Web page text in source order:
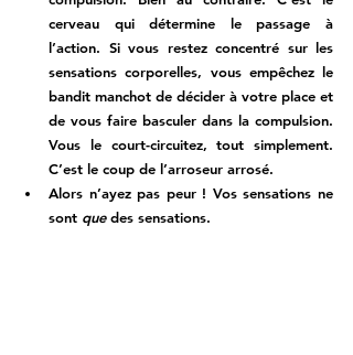
cerveau qui détermine le passage à
l’action. Si vous restez concentré sur les
sensations corporelles, vous empêchez le
bandit manchot de décider à votre place et
de vous faire basculer dans la compulsion.
Vous le court-circuitez, tout simplement.
C’est le coup de l’arroseur arrosé.
Alors n’ayez pas peur ! Vos sensations ne
sont que des sensations.